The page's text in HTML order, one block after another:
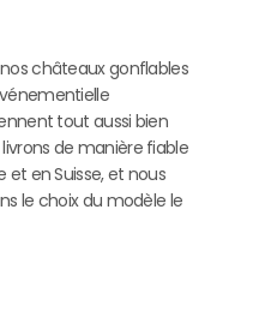
châteaux gonflables
tout aussi bien
de manière fiable
et en Suisse, et nous
le choix du modèle le